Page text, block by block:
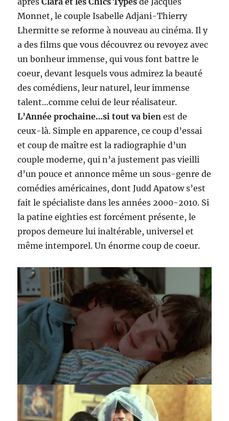
Monnet, le couple Isabelle Adjani-Thierry
Lhermitte se reforme à nouveau au cinéma. Il y
a des films que vous découvrez ou revoyez avec
un bonheur immense, qui vous font battre le
coeur, devant lesquels vous admirez la beauté
des comédiens, leur naturel, leur immense
talent…comme celui de leur réalisateur.
L’Année prochaine…si tout va bienest de
ceux-là. Simple en apparence, ce coup d’essai
et coup de maître est la radiographie d’un
couple moderne, qui n’a justement pas vieilli
d’un pouce et annonce même un sous-genre de
comédies américaines, dont Judd Apatow s’est
fait le spécialiste dans les années 2000-2010. Si
la patine eighties est forcément présente, le
propos demeure lui inaltérable, universel et
même intemporel. Un énorme coup de coeur.